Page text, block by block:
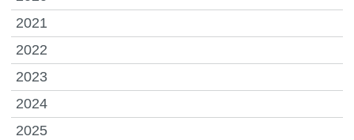
2021
2022
2023
2024
2025